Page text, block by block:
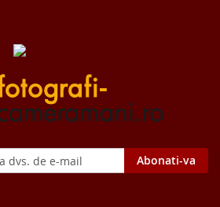
Abonati-va